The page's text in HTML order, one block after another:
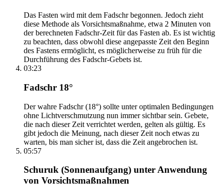
Das Fasten wird mit dem Fadschr begonnen. Jedoch zieht
diese Methode als Vorsichtsmaßnahme, etwa 2 Minuten von
der berechneten Fadschr-Zeit für das Fasten ab. Es ist wichtig
zu beachten, dass obwohl diese angepasste Zeit den Beginn
des Fastens ermöglicht, es möglicherweise zu früh für die
Durchführung des Fadschr-Gebets ist.
03:23
Fadschr 18°
Der wahre Fadschr (18°) sollte unter optimalen Bedingungen
ohne Lichtverschmutzung nun immer sichtbar sein. Gebete,
die nach dieser Zeit verrichtet werden, gelten als gültig. Es
gibt jedoch die Meinung, nach dieser Zeit noch etwas zu
warten, bis man sicher ist, dass die Zeit angebrochen ist.
05:57
Schuruk (Sonnenaufgang) unter Anwendung
von Vorsichtsmaßnahmen